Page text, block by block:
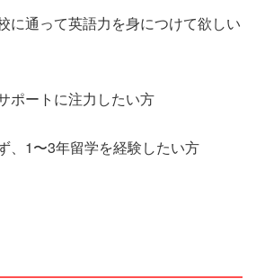
に通って英語力を身につけて欲しい
ポートに注力したい方
、1〜3年留学を経験したい方